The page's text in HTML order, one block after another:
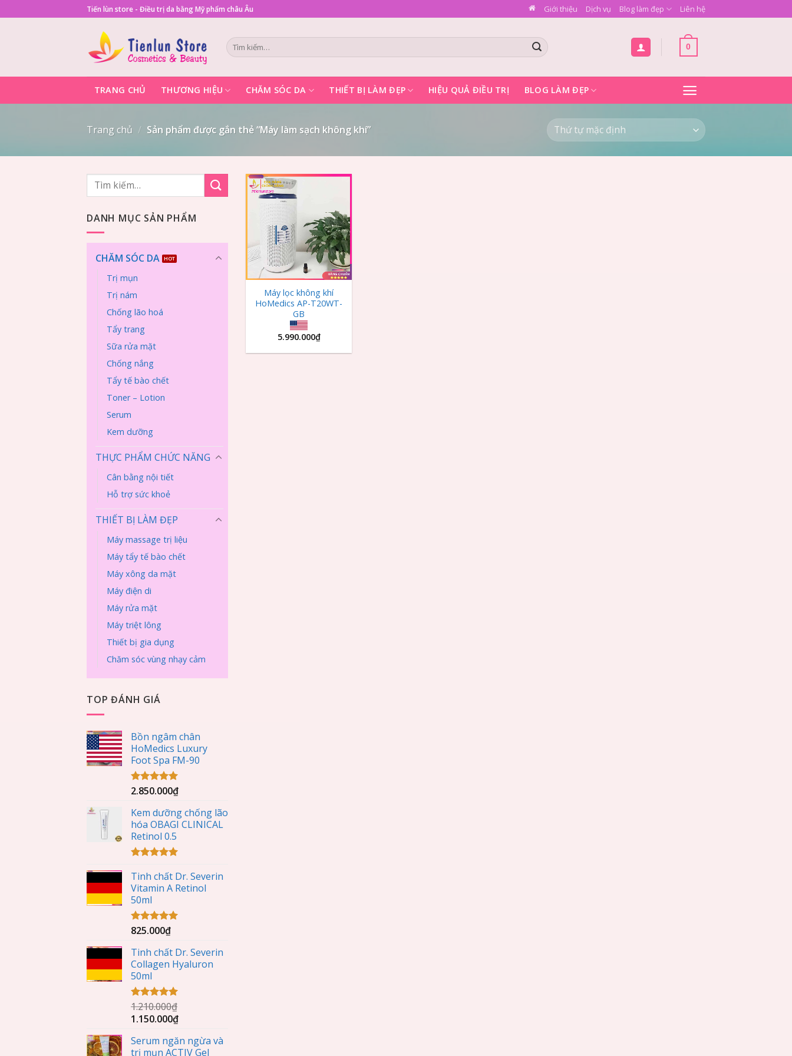
to
Tiến lùn store - Điều trị da bằng Mỹ phẩm châu Âu Giới thiệu Dịch vụ Blog làm đẹp Liên hệ
Tìm
kiếm:
0
TRANG CHỦ THƯƠNG HIỆU CHĂM SÓC DA THIẾT BỊ LÀM ĐẸP HIỆU QUẢ ĐIỀU TRỊ BLOG LÀM ĐẸP
Trang chủ / Sản phẩm được gắn thẻ “Máy làm sạch không khí”
Tìm
kiếm:
DANH MỤC SẢN PHẨM
CHĂM SÓC DA
Trị mụn
Trị nám
Chống lão hoá
Tẩy trang
Sữa rửa mặt
Chống nắng
Tẩy tế bào chết
Toner – Lotion
Serum
Kem dưỡng
THỰC PHẨM CHỨC NĂNG
Cân bằng nội tiết
Hỗ trợ sức khoẻ
THIẾT BỊ LÀM ĐẸP
Máy massage trị liệu
Máy tẩy tế bào chết
Máy xông da mặt
Máy điện di
Máy rửa mặt
Máy triệt lông
Thiết bị gia dụng
Chăm sóc vùng nhạy cảm
TOP ĐÁNH GIÁ
Bồn ngâm chân
HoMedics Luxury
Foot Spa FM-90
Được xếp
5 sao
2.850.000₫
Kem dưỡng chống lão
hóa OBAGI CLINICAL
Retinol 0.5
hạng 5.00
5 sao
Tinh chất Dr. Severin
Vitamin A Retinol
50ml
Được xếp
5.00
5 sao
825.000₫
Tinh chất Dr. Severin
Collagen Hyaluron
50ml
Được xếp
hạng5.00
5 sao
1.210.000₫
1.150.000₫
Serum ngăn ngừa và
trị mụn ACTIV Gel
Wishlist
+
Máy lọc không khí
HoMedics AP-T20WT-
GB
5.990.000₫